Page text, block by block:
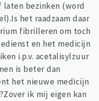
bezinken (word
het raadzaam daar
fibrilleren om toch
en het medicijn
i.p.v. acetalisylzuur
is beter dan
het nieuwe medicijn
ik mij eigen kan